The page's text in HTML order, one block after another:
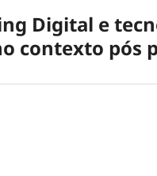
Digital e
contexto pós